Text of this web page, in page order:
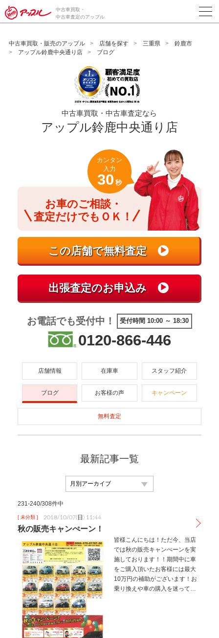
/*ABテスト_新規査定フォームの為のCVボタン*/
中古車買取・
中古車査定のアップル
中古車買取・販売のアップル 店舗を探す 三重県
鈴鹿市
アップル鈴鹿中央通り店
ブログ
中古車買取・中古車査定なら
アップル鈴鹿中央通り店
お車のご相談・
査定だけでもＯＫ！
カンタン
入力
30 秒
お電話でも受付中！ 受付時間 10:00 ～ 18:30
0120-866-446
店舗情報 在庫車 スタッフ紹介
ブログ お客様の声 キャンペーン
無料査定
最新記事一覧
231-240/308件中
[ 未分類 ] 2018/10/07(日) 11:44
秋の販売キャンぺーン！
皆様こんにちは！ただ今、当店
では秋の販売キャンぺーンを実
施しております！！期間中に車
をご購入頂いたお客様には最大
10万円の補助がございます！お
乗り換えや車の購入を迷ってい